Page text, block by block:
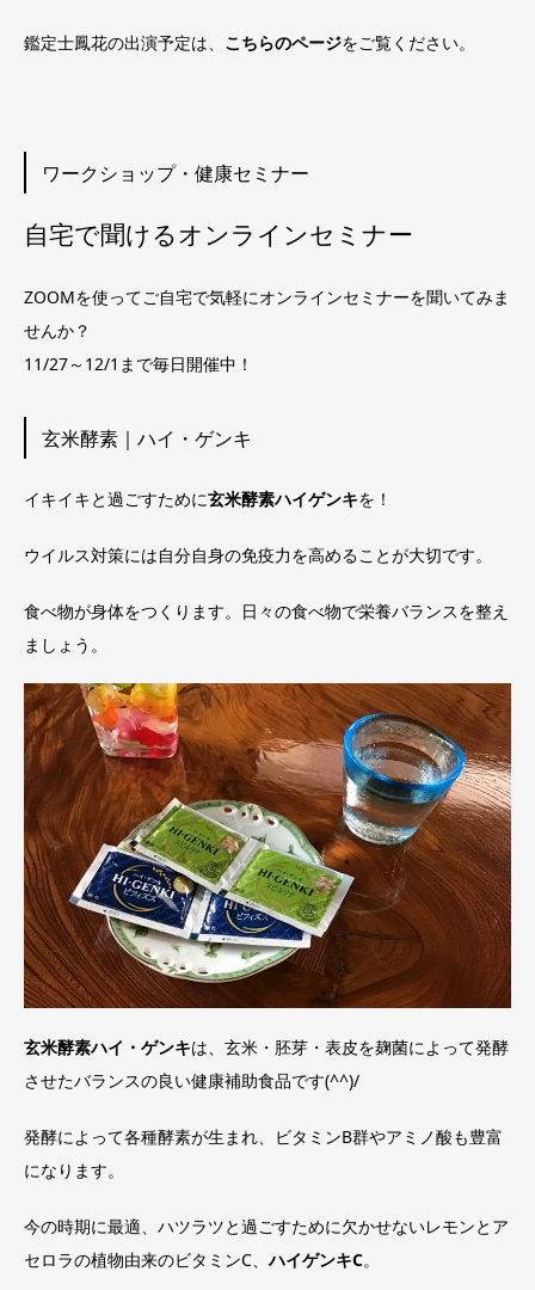
鑑定士鳳花の出演予定は、 こちらのページをご覧ください。
ワークショップ・健康セミナー
自宅で聞けるオンラインセミナー
ZOOMを使ってご自宅で気軽にオンラインセミナーを聞いてみま
せんか？
11/27～12/1まで毎日開催中！
玄米酵素｜ハイ・ゲンキ
イキイキと過ごすために玄米酵素ハイゲンキを！
ウイルス対策には自分自身の免疫力を高めることが大切です。
食べ物が身体をつくります。日々の食べ物で栄養バランスを整え
ましょう。
玄米酵素ハイ・ゲンキは、玄米・胚芽・表皮を麹菌によって発酵
させたバランスの良い健康補助食品です(^^)/
発酵によって各種酵素が生まれ、ビタミンB群やアミノ酸も豊富
になります。
今の時期に最適、ハツラツと過ごすために欠かせないレモンとア
セロラの植物由来のビタミンC、ハイゲンキC。